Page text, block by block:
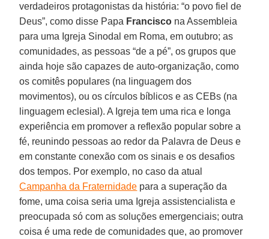
verdadeiros protagonistas da história: “o povo fiel de
Deus”, como disse Papa Francisco na Assembleia
para uma Igreja Sinodal em Roma, em outubro; as
comunidades, as pessoas “de a pé”, os grupos que
ainda hoje são capazes de auto-organização, como
os comitês populares (na linguagem dos
movimentos), ou os círculos bíblicos e as CEBs (na
linguagem eclesial). A Igreja tem uma rica e longa
experiência em promover a reflexão popular sobre a
fé, reunindo pessoas ao redor da Palavra de Deus e
em constante conexão com os sinais e os desafios
dos tempos. Por exemplo, no caso da atual
Campanha da Fraternidade para a superação da
fome, uma coisa seria uma Igreja assistencialista e
preocupada só com as soluções emergenciais; outra
coisa é uma rede de comunidades que, ao promover